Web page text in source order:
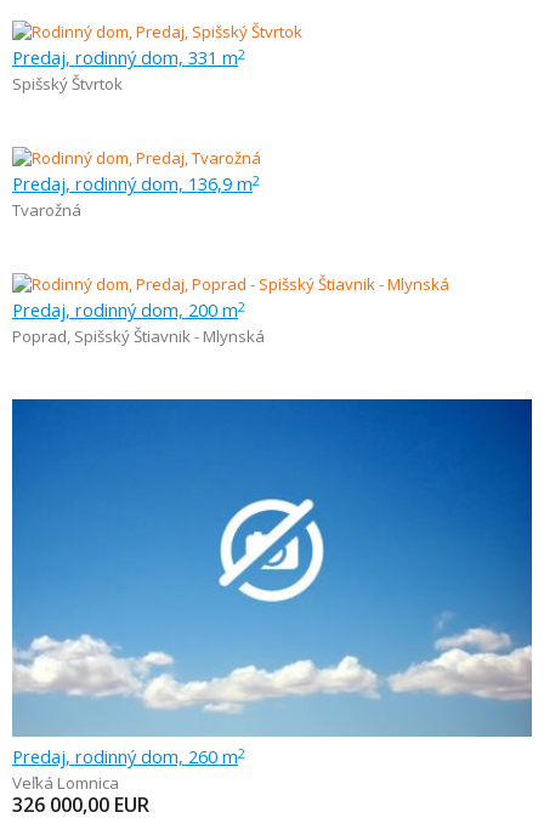
Predaj, rodinný dom, 331 m2
Spišský Štvrtok
Predaj, rodinný dom, 136,9 m2
Tvarožná
Predaj, rodinný dom, 200 m2
Poprad, Spišský Štiavnik - Mlynská
Predaj, rodinný dom, 260 m2
Veľká Lomnica
326 000,00 EUR